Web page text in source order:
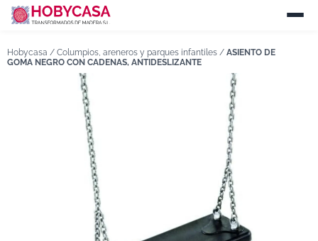
Hobycasa / Columpios, areneros y parques infantiles / ASIENTO DE
GOMA NEGRO CON CADENAS, ANTIDESLIZANTE